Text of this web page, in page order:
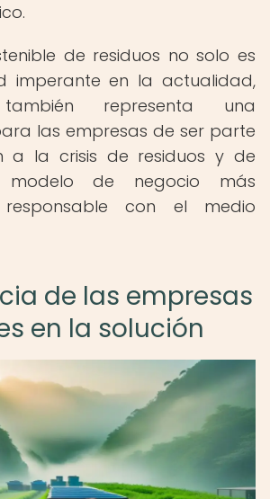
de residuos no solo es
imperante en la actualidad,
representa una
las empresas de ser parte
a la crisis de residuos y de
modelo de negocio más
con el medio
de las empresas
en la solución